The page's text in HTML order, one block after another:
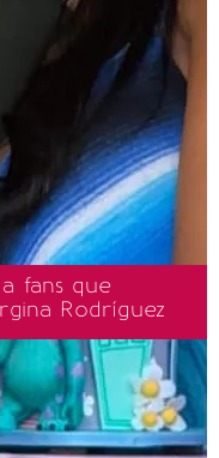
fans que
Rodríguez